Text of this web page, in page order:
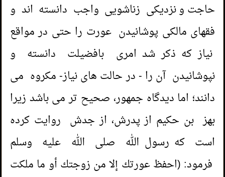
حاجت و نزدیکی زناشویی واجب دانسته اند و
فقهای مالکی پوشانیدن عورت را حتی در مواقع
نیاز که ذکر شد امری بافضیلت دانسته و
نپوشانیدن آن را - در حالت های نیاز- مکروه می
دانند؛ اما دیدگاه جمهور، صحیح تر می باشد زیرا
بهز بن حکیم از پدرش، از جدش روایت کرده
است که رسول الله صلى الله عليه وسلم
فرمود: (احفظ عورتك إلا من زوجتك أو ما ملكت